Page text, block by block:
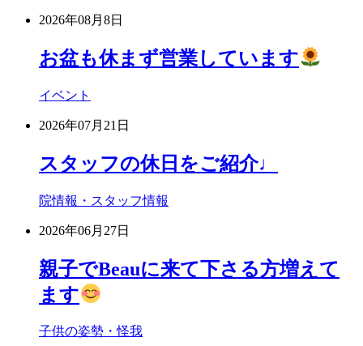
2026年08月8日
お盆も休まず営業しています
イベント
2026年07月21日
スタッフの休日をご紹介♩
院情報・スタッフ情報
2026年06月27日
親子でBeauに来て下さる方増えて
ます
子供の姿勢・怪我